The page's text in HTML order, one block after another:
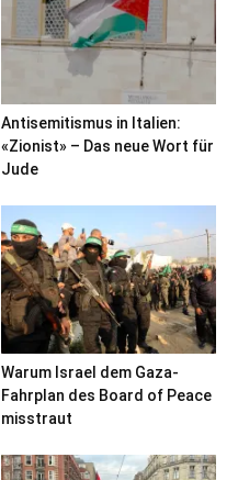
Antisemitismus in Italien:
«Zionist» – Das neue Wort für
Jude
Warum Israel dem Gaza-
Fahrplan des Board of Peace
misstraut